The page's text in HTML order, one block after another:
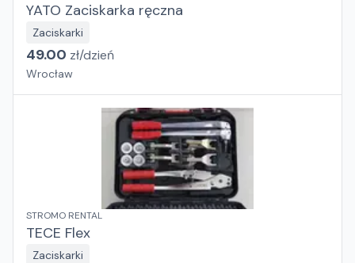
YATO Zaciskarka ręczna
Zaciskarki
49.00 zł/dzień
Wrocław
STROMO RENTAL
TECE Flex
Zaciskarki